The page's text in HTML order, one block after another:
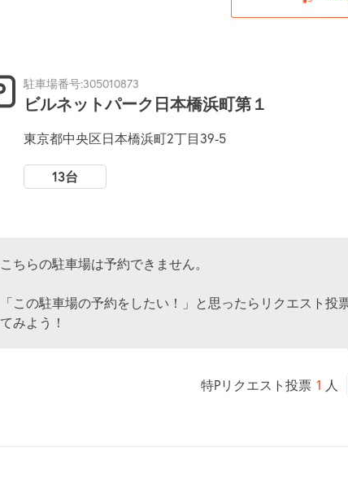
駐車場番号:305010873
ビルネットパーク日本橋浜町第１
東京都中央区日本橋浜町2丁目39-5
13台
こちらの駐車場は予約できません。
「この駐車場の予約をしたい！」と思ったらリクエスト投
てみよう！
特Pリクエスト投票 1 人